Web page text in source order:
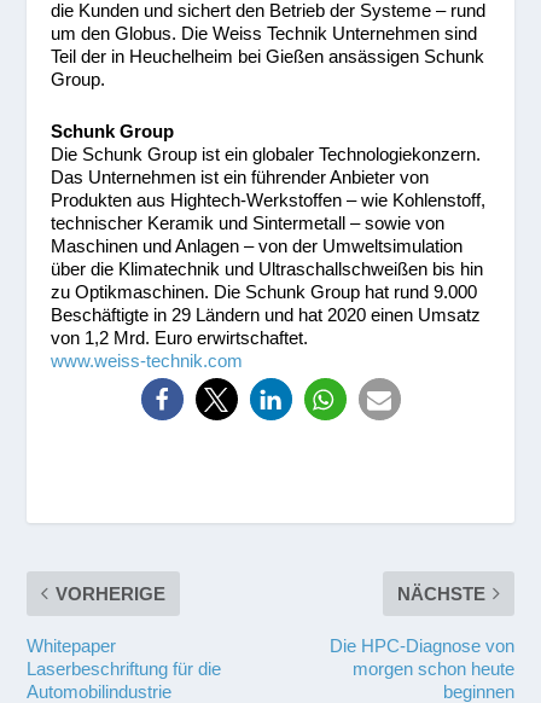
die Kunden und sichert den Betrieb der Systeme – rund
um den Globus. Die Weiss Technik Unternehmen sind
Teil der in Heuchelheim bei Gießen ansässigen Schunk
Group.
Schunk Group
Die Schunk Group ist ein globaler Technologiekonzern.
Das Unternehmen ist ein führender Anbieter von
Produkten aus Hightech-Werkstoffen – wie Kohlenstoff,
technischer Keramik und Sintermetall – sowie von
Maschinen und Anlagen – von der Umweltsimulation
über die Klimatechnik und Ultraschallschweißen bis hin
zu Optikmaschinen. Die Schunk Group hat rund 9.000
Beschäftigte in 29 Ländern und hat 2020 einen Umsatz
von 1,2 Mrd. Euro erwirtschaftet.
www.weiss-technik.com
VORHERIGE
Whitepaper
Laserbeschriftung für die
Automobilindustrie
NÄCHSTE
Die HPC-Diagnose von
morgen schon heute
beginnen